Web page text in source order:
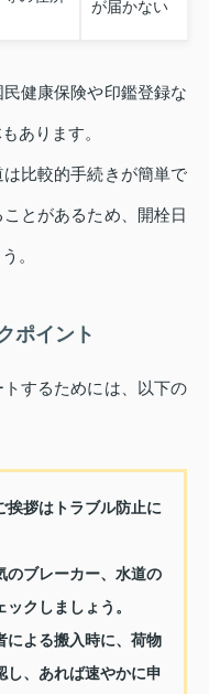
が届かない
健康保険や印鑑登録な
あります。
比較的手続きが簡単で
とがあるため、開栓日
。
ポイント
するためには、以下の
挨拶はトラブル防止に
のブレーカー、水道の
クしましょう。
による搬入時に、荷物
し、あれば速やかに申